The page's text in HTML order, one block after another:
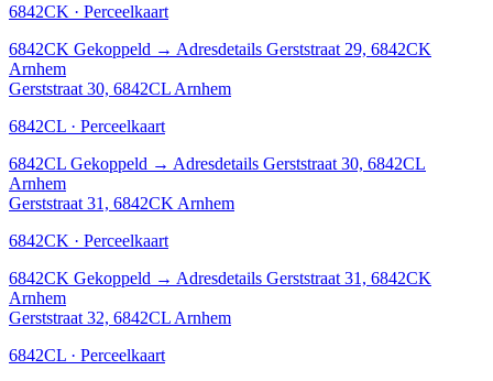
6842CK · Perceelkaart
6842CK Gekoppeld → Adresdetails Gerststraat 29, 6842CK
Arnhem
Gerststraat 30, 6842CL Arnhem
6842CL · Perceelkaart
6842CL Gekoppeld → Adresdetails Gerststraat 30, 6842CL
Arnhem
Gerststraat 31, 6842CK Arnhem
6842CK · Perceelkaart
6842CK Gekoppeld → Adresdetails Gerststraat 31, 6842CK
Arnhem
Gerststraat 32, 6842CL Arnhem
6842CL · Perceelkaart